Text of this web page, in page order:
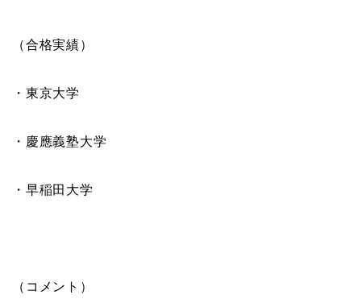
（合格実績）
・東京大学
・慶應義塾大学
・早稲田大学
（コメント）